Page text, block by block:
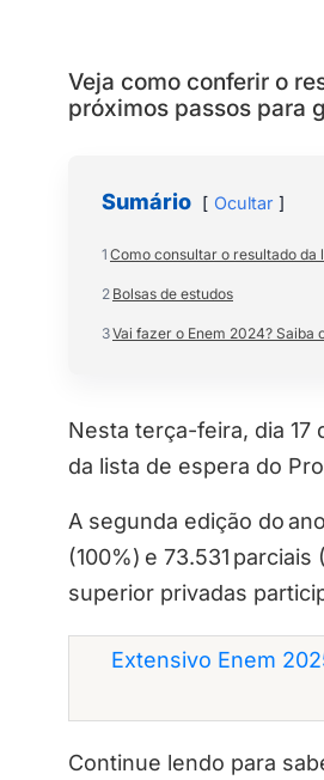
Veja como conferir o
próximos passos para
Sumário Ocultar
1 Como consultar o resultado
2 Bolsas de estudos
3Vai fazer o Enem 2024? Saiba
Nesta terça-feira, dia 17
da lista de espera do
A segunda edição do
(100%) e 73.531
superior privadas
Extensivo Enem
Continue lendo para